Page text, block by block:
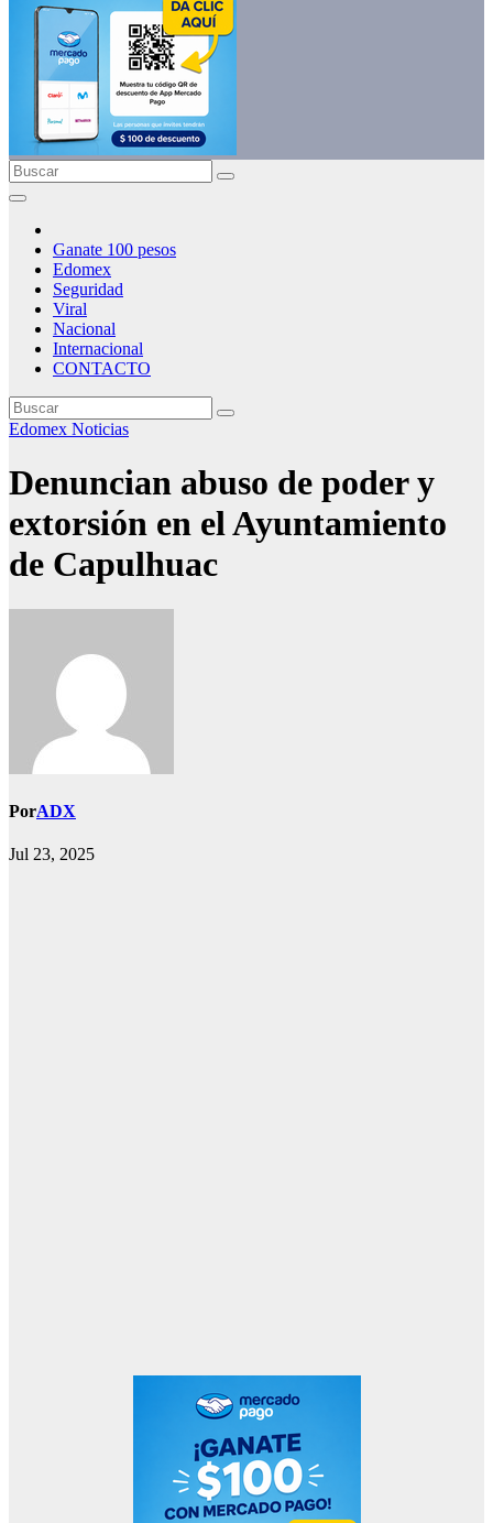
Ganate 100 pesos
Edomex
Seguridad
Viral
Nacional
Internacional
CONTACTO
Edomex Noticias
Denuncian abuso de poder y
extorsión en el Ayuntamiento
de Capulhuac
PorADX
Jul 23, 2025